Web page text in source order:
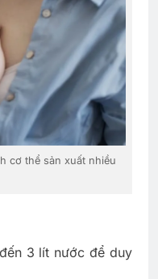
cơ thể sản xuất nhiều
3 lít nước để duy